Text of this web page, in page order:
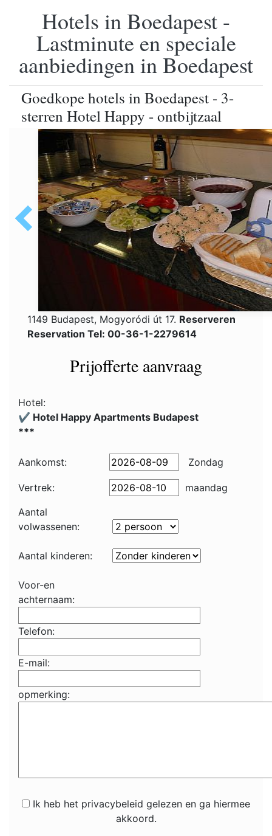
Hotels in Boedapest -
Lastminute en speciale
aanbiedingen in Boedapest
Goedkope hotels in Boedapest - 3-
sterren Hotel Happy - ontbijtzaal
1149 Budapest, Mogyoródi út 17. Reserveren
Reservation Tel: 00-36-1-2279614
Prijofferte aanvraag
Hotel:
✔️ Hotel Happy Apartments Budapest
***
Aankomst: Zondag
Vertrek:
maandag
Aantal
volwassenen:
Aantal kinderen:
Voor-en
achternaam:
Telefon:
E-mail:
opmerking:
Ik heb het privacybeleid gelezen en ga hiermee
akkoord.